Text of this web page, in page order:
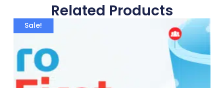
Related Products
Sale!